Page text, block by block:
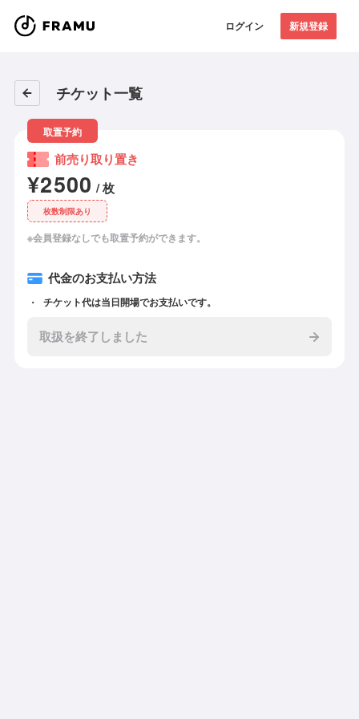
ログイン 新規登録
チケット一覧
取置予約
前売り取り置き
¥2500 / 枚
枚数制限あり
※会員登録なしでも取置予約ができます。
代金のお支払い方法
チケット代は当日開場でお支払いです。
取扱を終了しました